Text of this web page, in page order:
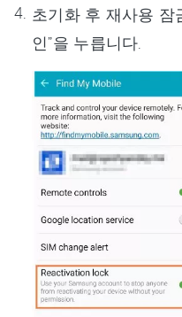
초기화 후 재사용 잠
인”을 누릅니다.